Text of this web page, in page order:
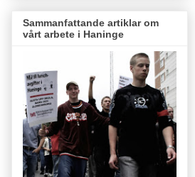
Sammanfattande artiklar om
vårt arbete i Haninge